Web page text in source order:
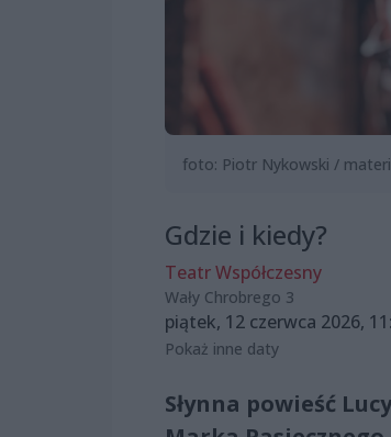
foto: Piotr Nykowski /
Gdzie i kiedy?
Teatr Współczesny
Wały Chrobrego 3
piątek, 12 czerwca 2026,
Pokaż inne daty
Słynna powieść